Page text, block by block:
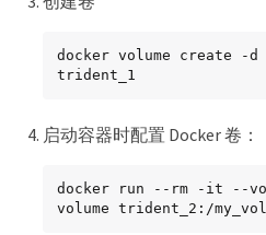
docker volume create -d
trident_1
启动容器时配置 Docker 卷：
docker run --rm -it --
volume trident_2:/